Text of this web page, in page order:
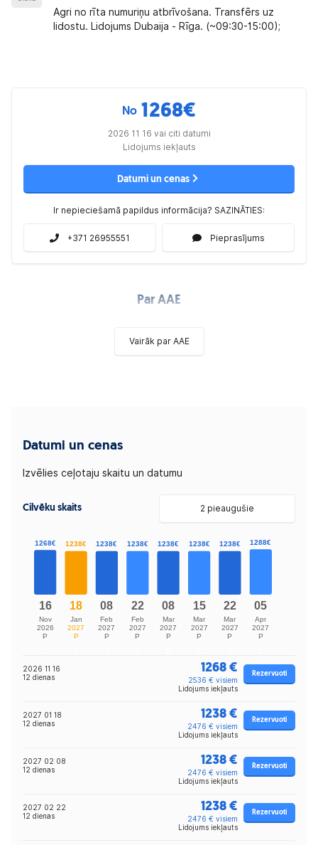
Agri no rīta numuriņu atbrīvošana. Transfērs uz
lidostu. Lidojums Dubaija - Rīga. (~09:30-15:00);
No 1268€
2026 11 16 vai citi datumi
Lidojums iekļauts
Datumi un cenas
Ir nepieciešamā papildus informācija? SAZINĀTIES:
+371 26955551 Pieprasījums
Par AAE
Vairāk par AAE
Datumi un cenas
Izvēlies ceļotaju skaitu un datumu
Cilvēku skaits 2 pieaugušie
2026 11 16
12 dienas
1268 €
2536 € visiem
Lidojums iekļauts
Rezervuoti
2027 01 18
12 dienas
1238 €
2476 € visiem
Lidojums iekļauts
Rezervuoti
2027 02 08
12 dienas
1238 €
2476 € visiem
Lidojums iekļauts
Rezervuoti
2027 02 22
12 dienas
1238 €
2476 € visiem
Lidojums iekļauts
Rezervuoti